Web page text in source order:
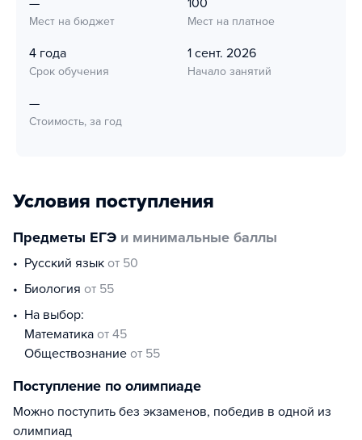
—
Мест на бюджет
100
Мест на платное
4 года
Срок обучения
1 сент. 2026
Начало занятий
—
Стоимость, за год
Условия поступления
Предметы ЕГЭ и минимальные баллы
русский язык от 50
биология от 55
На выбор:
математика от 45
обществознание от 55
Поступление по олимпиаде
Можно поступить без экзаменов, победив в одной из
олимпиад